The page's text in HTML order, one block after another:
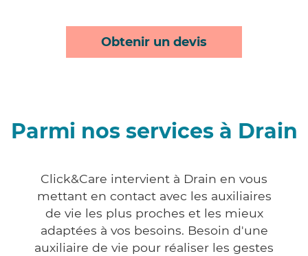
Obtenir un devis
Parmi nos services à Drain
Click&Care intervient à Drain en vous
mettant en contact avec les auxiliaires
de vie les plus proches et les mieux
adaptées à vos besoins. Besoin d'une
auxiliaire de vie pour réaliser les gestes